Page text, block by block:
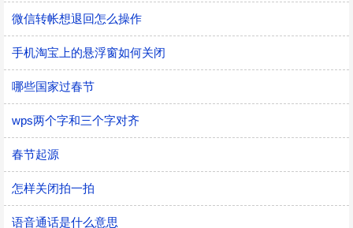
微信转帐想退回怎么操作
手机淘宝上的悬浮窗如何关闭
哪些国家过春节
wps两个字和三个字对齐
春节起源
怎样关闭拍一拍
语音通话是什么意思